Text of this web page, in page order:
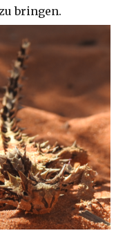
bringen.